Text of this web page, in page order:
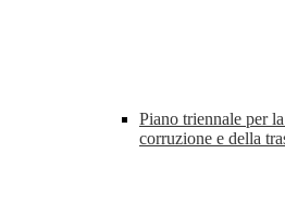
Piano triennale per
corruzione e della